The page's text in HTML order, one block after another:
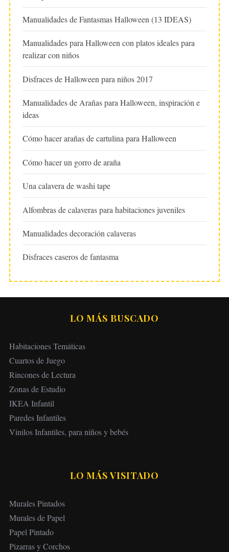
Manualidades de Fantasmas Halloween (13 IDEAS)
Manualidades para Halloween con platos ideales para
realizar con niños
Disfraces de Halloween para niños 2017
Manualidades de Arañas para Halloween, inspiración e
ideas
Cómo hacer arañas de cartulina para Halloween
Cómo hacer un gorro de araña
Una calavera de washi tape
Alfombras de calaveras para habitaciones juveniles
Manualidades decoración calaveras
Disfraces caseros de fantasma
LO MÁS BUSCADO
Habitaciones Temáticas
Cuartos de Juego
Rincones de Lectura
Zonas de Estudio
IKEA Infantil
Paredes Infantiles
Vinilos Infantiles, para niños y bebés
LO MÁS VISITADO
Murales Pintados
Murales de Papel
Papel Pintado
Pizarras y Corchos